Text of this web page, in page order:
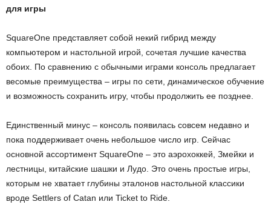
для игры
SquareOne представляет собой некий гибрид между
компьютером и настольной игрой, сочетая лучшие качества
обоих. По сравнению с обычными играми консоль предлагает
весомые преимущества – игры по сети, динамическое обучение
и возможность сохранить игру, чтобы продолжить ее позднее.
Единственный минус – консоль появилась совсем недавно и
пока поддерживает очень небольшое число игр. Сейчас
основной ассортимент SquareOne – это аэрохоккей, Змейки и
лестницы, китайские шашки и Лудо. Это очень простые игры,
которым не хватает глубины эталонов настольной классики
вроде Settlers of Catan или Ticket to Ride.